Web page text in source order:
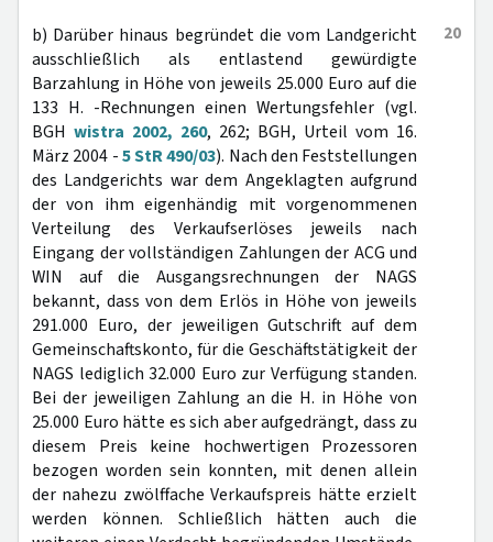
20
b) Darüber hinaus begründet die vom Landgericht
ausschließlich als entlastend gewürdigte
Barzahlung in Höhe von jeweils 25.000 Euro auf die
133 H. -Rechnungen einen Wertungsfehler (vgl.
BGH wistra 2002, 260, 262; BGH, Urteil vom 16.
März 2004 -5 StR 490/03). Nach den Feststellungen
des Landgerichts war dem Angeklagten aufgrund
der von ihm eigenhändig mit vorgenommenen
Verteilung des Verkaufserlöses jeweils nach
Eingang der vollständigen Zahlungen der ACG und
WIN auf die Ausgangsrechnungen der NAGS
bekannt, dass von dem Erlös in Höhe von jeweils
291.000 Euro, der jeweiligen Gutschrift auf dem
Gemeinschaftskonto, für die Geschäftstätigkeit der
NAGS lediglich 32.000 Euro zur Verfügung standen.
Bei der jeweiligen Zahlung an die H. in Höhe von
25.000 Euro hätte es sich aber aufgedrängt, dass zu
diesem Preis keine hochwertigen Prozessoren
bezogen worden sein konnten, mit denen allein
der nahezu zwölffache Verkaufspreis hätte erzielt
werden können. Schließlich hätten auch die